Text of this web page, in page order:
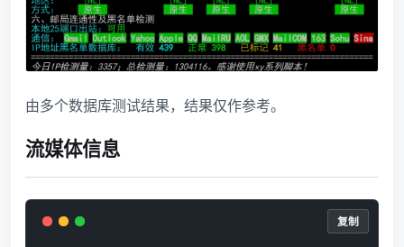
由多个数据库测试结果，结果仅作参考。
流媒体信息
复制